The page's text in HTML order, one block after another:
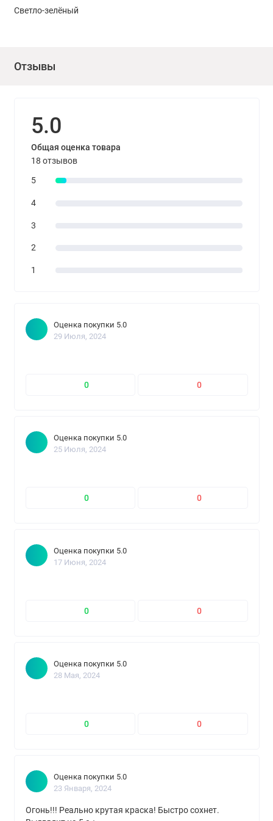
Светло-зелёный
Отзывы
5.0
Общая оценка товара
18 отзывов
5
4
3
2
1
Оценка покупки 5.0
29 Июля, 2024
0 0
Оценка покупки 5.0
25 Июля, 2024
0 0
Оценка покупки 5.0
17 Июня, 2024
0 0
Оценка покупки 5.0
28 Мая, 2024
0 0
Оценка покупки 5.0
23 Января, 2024
Огонь!!! Реально крутая краска! Быстро сохнет.